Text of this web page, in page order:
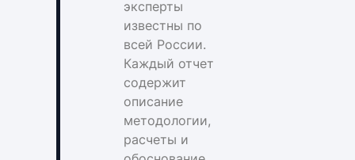
эксперты
известны по
всей России.
Каждый отчет
содержит
описание
методологии,
расчеты и